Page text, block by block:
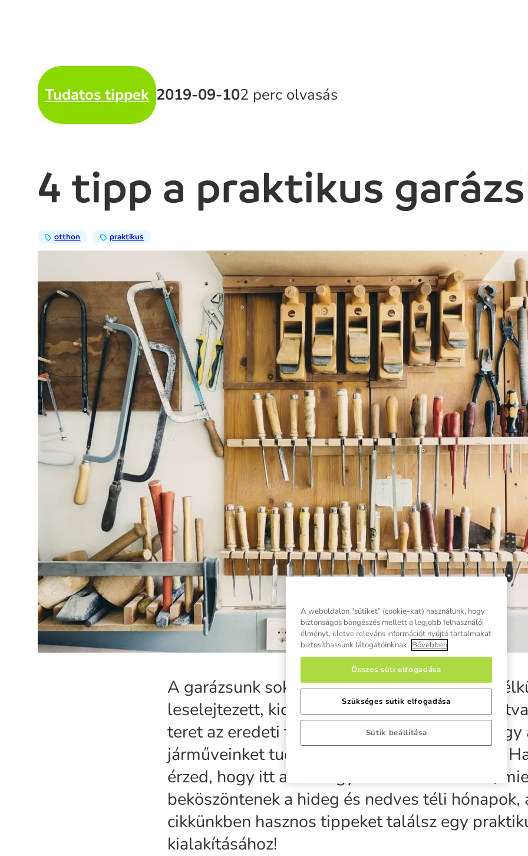
Tudatos tippek 2019-09-102 perc olvasás
4 tipp a praktikus
otthon praktikus
A garázsunk sokszor áldozatául esik a hely
leselejtezett, kicserélt tárgyainknak,
teret az eredeti funkciójától, történetesen, hogy
járműveinket tudjuk ott biztonságban tárolni.
érzed, hogy itt az idő egy őszi rendrakásnak,
beköszöntenek a hideg és nedves téli hónapok,
cikkünkben hasznos tippeket találsz egy
kialakításához!
A weboldalon "sütiket” (cookie-kat) használunk, hogy
biztonságos böngészés mellett a legjobb felhasználói
élményt, illetve releváns információt nyújtó tartalmakat
biztosíthassunk látogatóinknak. Bővebben
Összes süti elfogadása
Szükséges sütik elfogadása
Sütik beállítása